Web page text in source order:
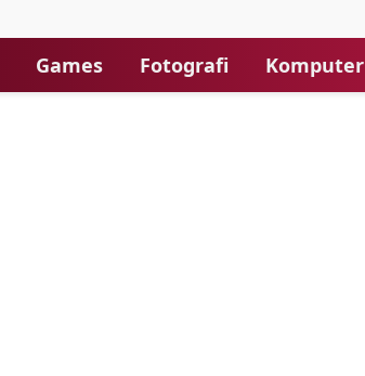
Games Fotografi Komputer